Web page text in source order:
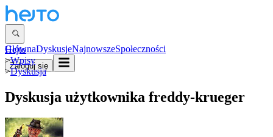
GłównaDyskusjeNajnowszeSpołeczności
Zaloguj się
Hejto
>Wpisy
>Dyskusja
Dyskusja użytkownika freddy-krueger